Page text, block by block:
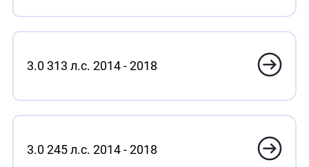
3.0 313 л.с. 2014 - 2018
3.0 245 л.с. 2014 - 2018